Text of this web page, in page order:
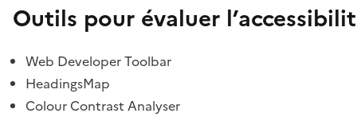
Outils pour évaluer
Web Developer Toolbar
HeadingsMap
Colour Contrast Analyser